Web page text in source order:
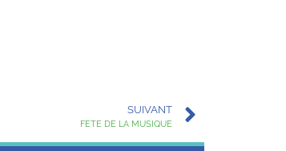
SUIVANT
FETE DE LA MUSIQUE